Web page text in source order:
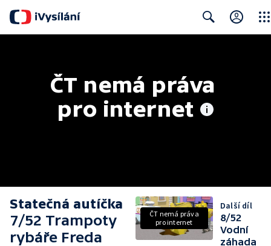
ČT nemá práva
pro internet
Statečná autíčka
7/52 Trampoty
rybáře Freda
ČT nemá práva
pro internet
Další díl
8/52
Vodní
záhada